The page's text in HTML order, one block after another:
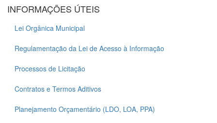
INFORMAÇÕES ÚTEIS
Lei Orgânica Municipal
Regulamentação da Lei de Acesso à Informação
Processos de Licitação
Contratos e Termos Aditivos
Planejamento Orçamentário (LDO, LOA, PPA)